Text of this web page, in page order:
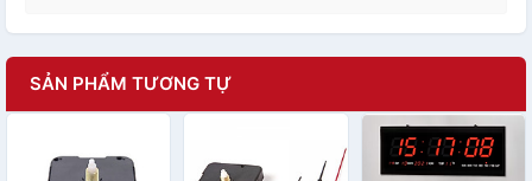
SẢN PHẨM TƯƠNG TỰ